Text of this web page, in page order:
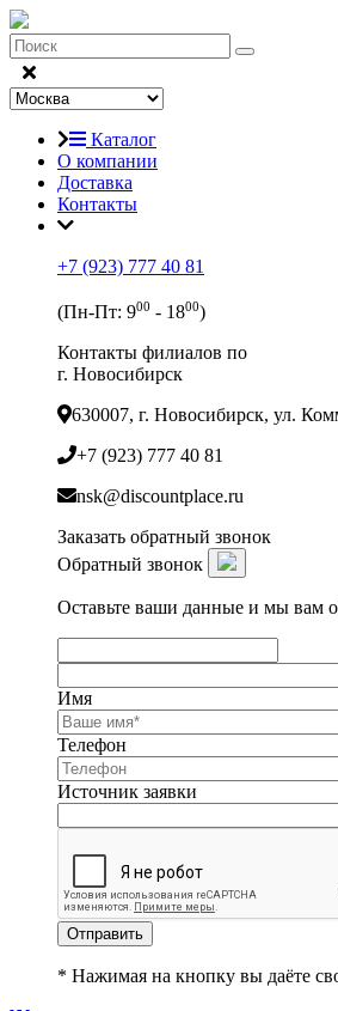
Каталог
О компании
Доставка
Контакты
+7 (923) 777 40 81
(Пн-Пт: 900 - 1800)
Контакты филиалов по
г. Новосибирск
630007, г. Новосибирск, ул.
+7 (923) 777 40 81
nsk@discountplace.ru
Заказать обратный звонок
Обратный звонок
Оставьте ваши данные и мы вам
Имя
Телефон
Источник заявки
Отправить
* Нажимая на кнопку вы даёте